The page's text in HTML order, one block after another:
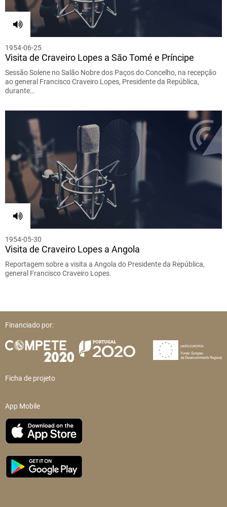
1954-06-25
Visita de Craveiro Lopes a São Tomé e Príncipe
Sessão Solene no Salão Nobre dos Paços do Concelho, na recepção
ao general Francisco Craveiro Lopes, Presidente da República,
durante…
1954-05-30
Visita de Craveiro Lopes a Angola
Reportagem sobre a visita a Angola do Presidente da República,
general Francisco Craveiro Lopes.
Financiado por:
Ficha de projeto
App Mobile